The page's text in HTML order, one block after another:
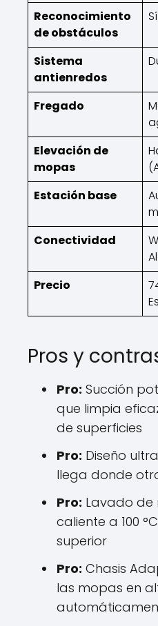
Reconocimiento
de obstáculos
Sistema
antienredos
Fregado
Elevación de
mopas
Estación base
Conectividad
Precio
Pros y
Pro: Succión
que limpia
de superficies
Pro: Diseño
llega donde
Pro: Lavado
caliente a 100
superior
Pro: Chasis
las mopas en